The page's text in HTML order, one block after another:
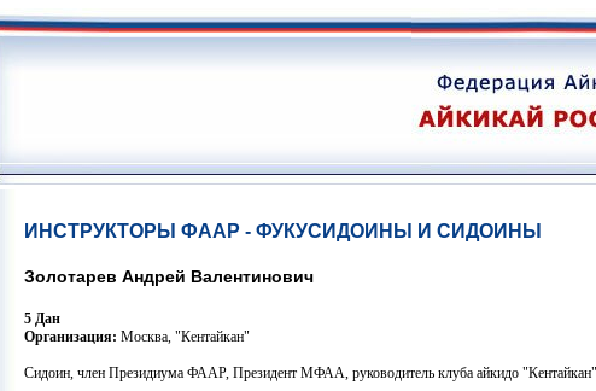
ИНСТРУКТОРЫ ФААР - ФУКУСИДОИНЫ И СИДОИНЫ
Золотарев Андрей Валентинович
5 Дан
Организация: Москва, "Кентайкан"
Сидоин, член Президиума ФААР, Президент МФАА, руководитель клуба айкидо "Кентайкан"